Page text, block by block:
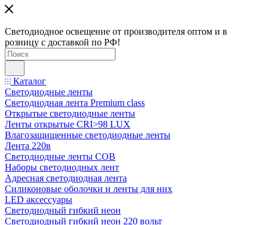
Светодиодное освещение от производителя оптом и в
розницу с доставкой по РФ!
Каталог
Светодиодные ленты
Светодиодная лента Premium class
Открытые светодиодные ленты
Ленты открытые CRI>98 LUX
Влагозащищенные светодиодные ленты
Лента 220в
Светодиодные ленты COB
Наборы светодиодных лент
Адресная светодиодная лента
Силиконовые оболочки и ленты для них
LED аксессуары
Светодиодный гибкий неон
Светодиодный гибкий неон 220 вольт